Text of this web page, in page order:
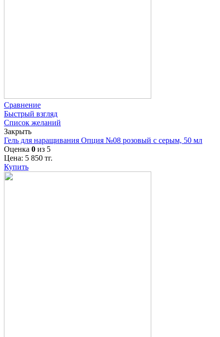
Сравнение
Быстрый взгляд
Список желаний
Закрыть
Гель для наращивания Опция №08 розовый с серым, 50 мл
Оценка 0 из 5
Цена: 5 850 тг.
Купить